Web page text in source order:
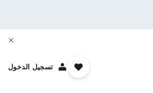
تسجيل الدخول